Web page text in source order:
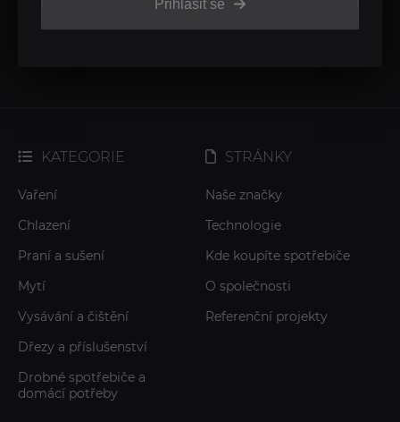
Přihlásit se
KATEGORIE
Vaření
Chlazení
Praní a sušení
Mytí
Vysávání a čištění
Dřezy a příslušenství
Drobné spotřebiče a
domácí potřeby
STRÁNKY
Naše značky
Technologie
Kde koupíte spotřebiče
O společnosti
Referenční projekty